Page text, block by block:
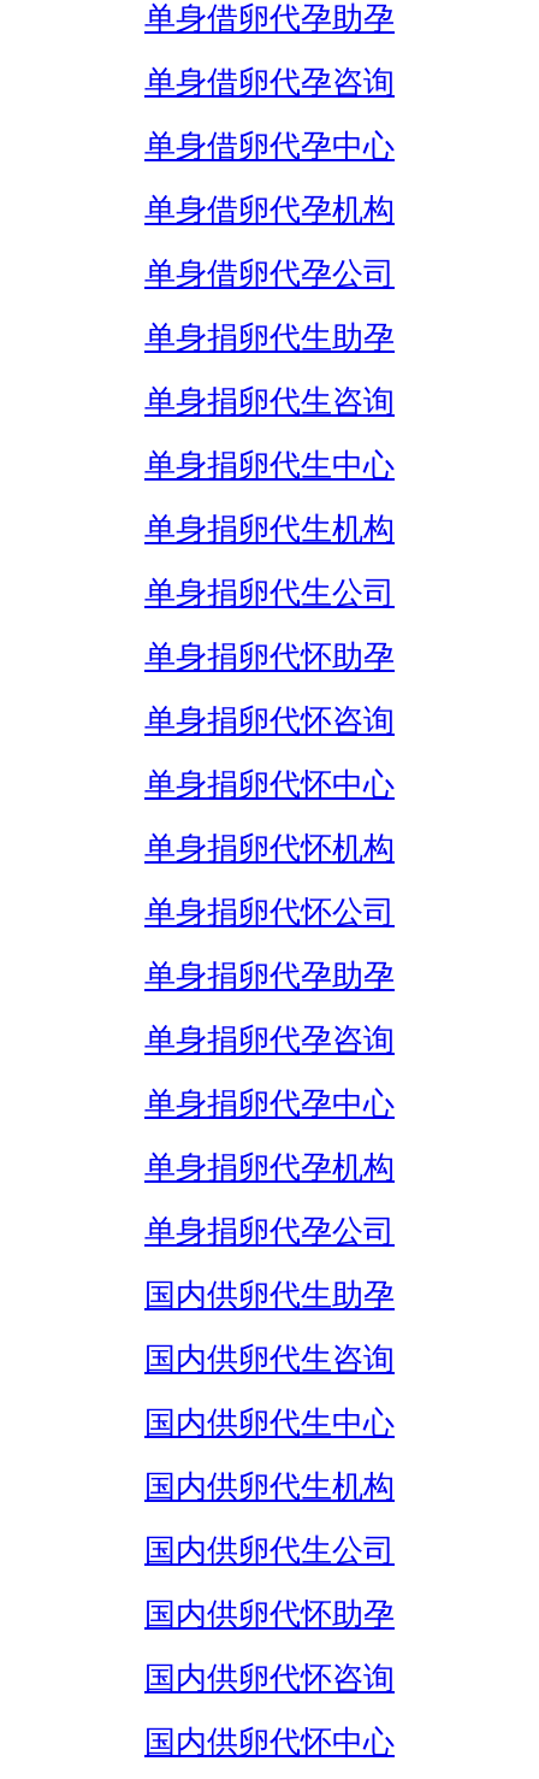
单身借卵代孕助孕
单身借卵代孕咨询
单身借卵代孕中心
单身借卵代孕机构
单身借卵代孕公司
单身捐卵代生助孕
单身捐卵代生咨询
单身捐卵代生中心
单身捐卵代生机构
单身捐卵代生公司
单身捐卵代怀助孕
单身捐卵代怀咨询
单身捐卵代怀中心
单身捐卵代怀机构
单身捐卵代怀公司
单身捐卵代孕助孕
单身捐卵代孕咨询
单身捐卵代孕中心
单身捐卵代孕机构
单身捐卵代孕公司
国内供卵代生助孕
国内供卵代生咨询
国内供卵代生中心
国内供卵代生机构
国内供卵代生公司
国内供卵代怀助孕
国内供卵代怀咨询
国内供卵代怀中心